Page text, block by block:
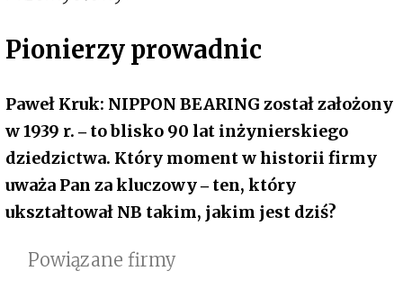
Pionierzy prowadnic
Paweł Kruk: NIPPON BEARING został założony
w 1939 r. ‒ to blisko 90 lat inżynierskiego
dziedzictwa. Który moment w historii firmy
uważa Pan za kluczowy ‒ ten, który
ukształtował NB takim, jakim jest dziś?
Powiązane firmy